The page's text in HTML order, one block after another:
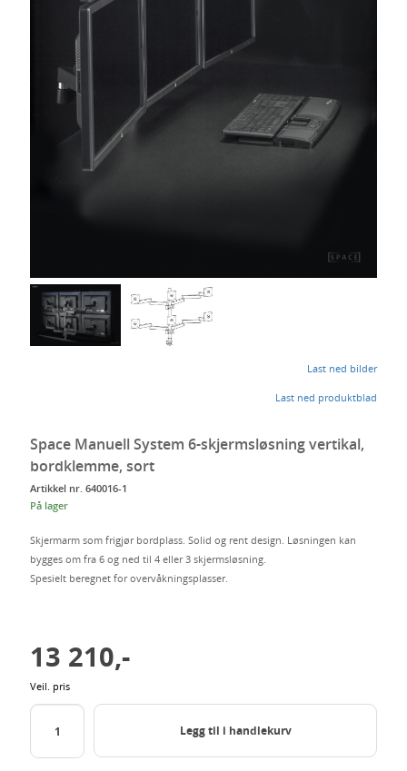
Last ned bilder
Last ned produktblad
Space Manuell System 6-skjermsløsning vertikal,
bordklemme, sort
Artikkel nr. 640016-1
På lager
Skjermarm som frigjør bordplass. Solid og rent design. Løsningen kan
bygges om fra 6 og ned til 4 eller 3 skjermsløsning.
Spesielt beregnet for overvåkningsplasser.
13 210,-
Veil. pris
Legg til i handlekurv